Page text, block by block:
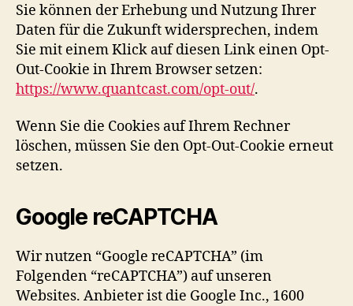
Sie können der Erhebung und Nutzung Ihrer
Daten für die Zukunft widersprechen, indem
Sie mit einem Klick auf diesen Link einen Opt-
Out-Cookie in Ihrem Browser setzen:
https://www.quantcast.com/opt-out/.
Wenn Sie die Cookies auf Ihrem Rechner
löschen, müssen Sie den Opt-Out-Cookie erneut
setzen.
Google reCAPTCHA
Wir nutzen “Google reCAPTCHA” (im
Folgenden “reCAPTCHA”) auf unseren
Websites. Anbieter ist die Google Inc., 1600